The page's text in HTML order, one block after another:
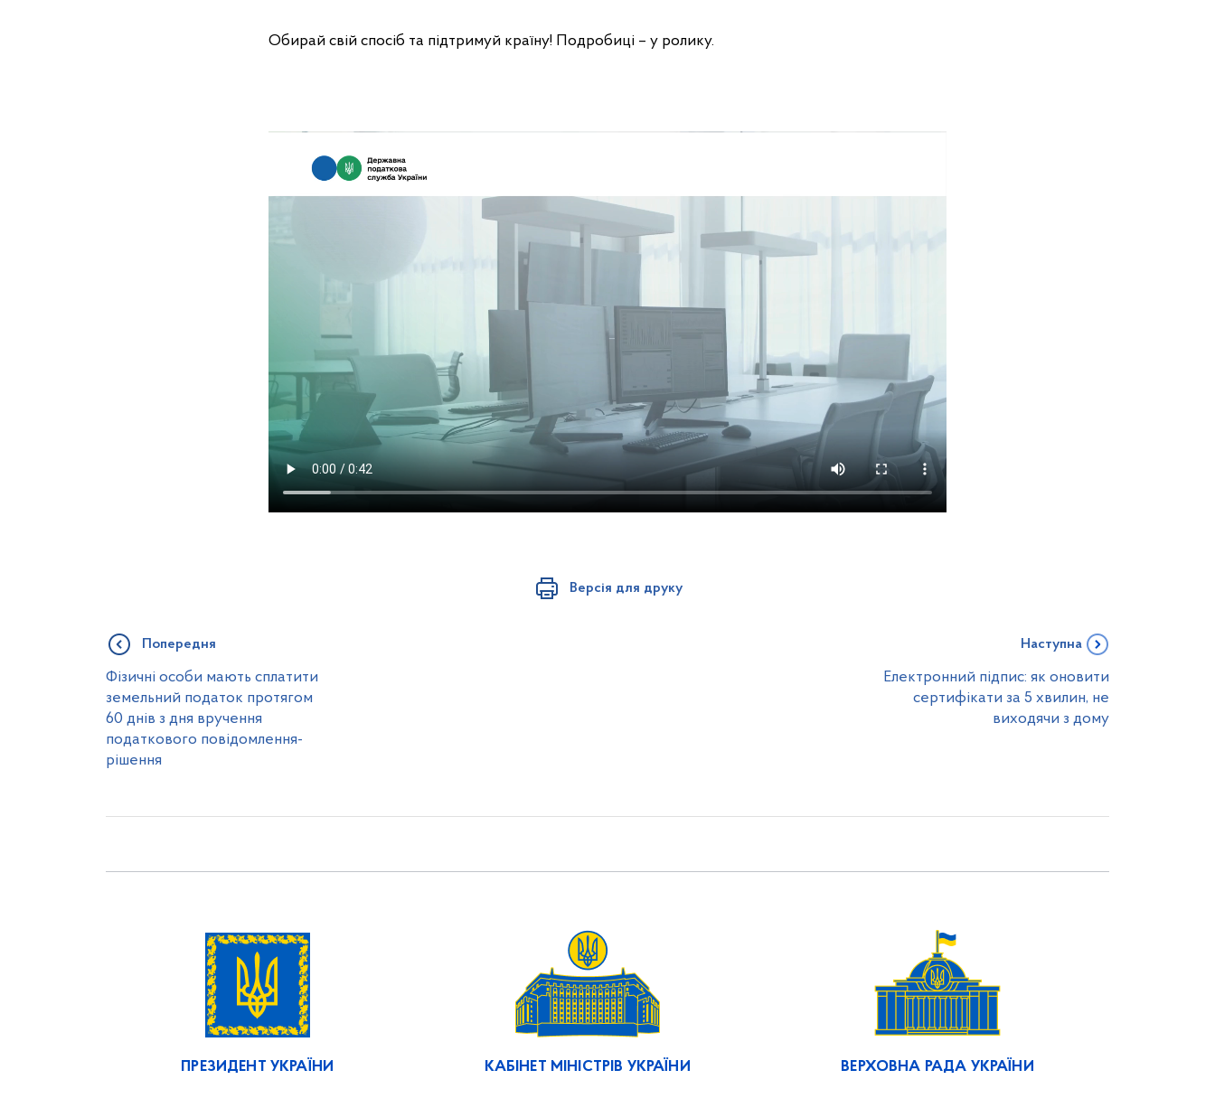
Обирай свій спосіб та підтримуй країну! Подробиці – у ролику.
Версія для друку
Попередня
Фізичні особи мають сплатити
земельний податок протягом
60 днів з дня вручення
податкового повідомлення-
рішення
Наступна
Електронний підпис: як оновити
сертифікати за 5 хвилин, не
виходячи з дому
ПРЕЗИДЕНТ УКРАЇНИ КАБІНЕТ МІНІСТРІВ УКРАЇНИ ВЕРХОВНА РАДА УКРАЇНИ